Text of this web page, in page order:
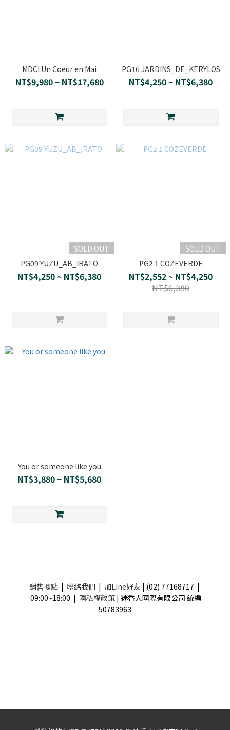
MDCI Un Coeur en Mai
NT$9,980 ~ NT$17,680
PG16 JARDINS_DE_KERYLOS
NT$4,250 ~ NT$6,380
SOLD OUT
PG09 YUZU_AB_IRATO
NT$4,250 ~ NT$6,380
SOLD OUT
PG2.1 COZEVERDE
NT$2,552 ~ NT$4,250
NT$6,380
You or someone like you
NT$3,880 ~ NT$5,680
銷售據點| 聯絡我們| 加Line好友 | (02) 77168717 |
09:00~18:00 | 隱私權政策 | 迷香人國際有限公司 統編
50783963